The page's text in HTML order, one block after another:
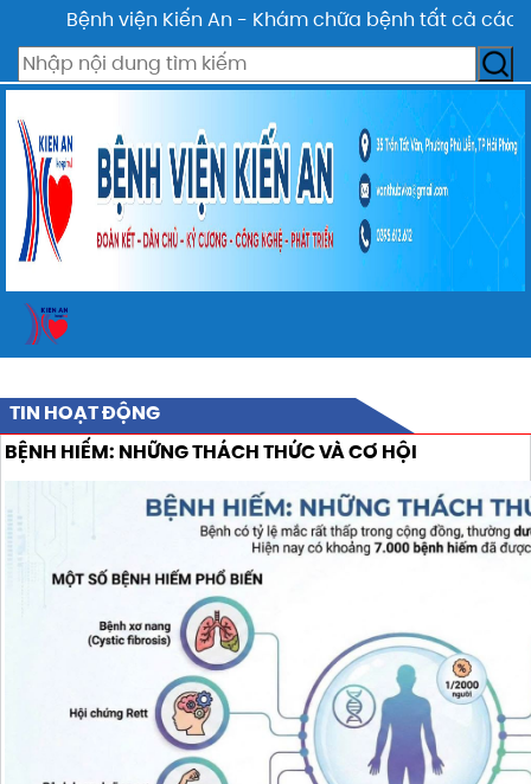
Bệnh viện Kiến An - Khám chữa bệnh tất cả các
TIN HOẠT ĐỘNG
BỆNH HIẾM: NHỮNG THÁCH THỨC VÀ CƠ HỘI